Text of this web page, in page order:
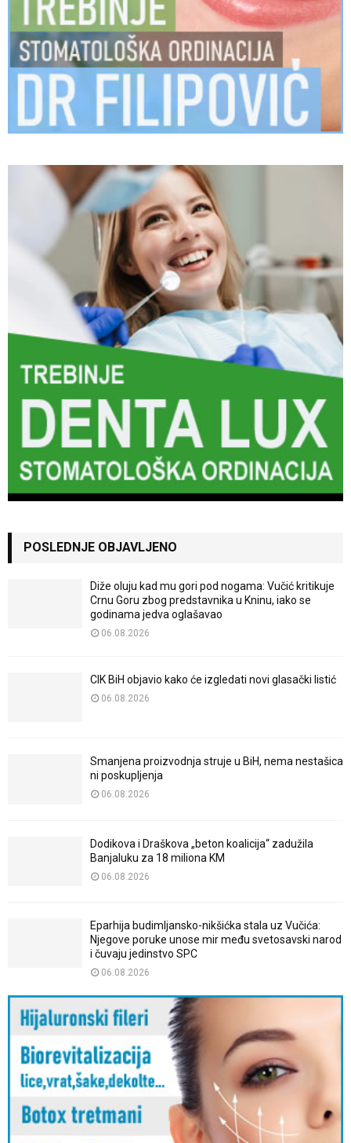
POSLEDNJE OBJAVLJENO
Diže oluju kad mu gori pod nogama: Vučić kritikuje
Crnu Goru zbog predstavnika u Kninu, iako se
godinama jedva oglašavao
06.08.2026
CIK BiH objavio kako će izgledati novi glasački listić
06.08.2026
Smanjena proizvodnja struje u BiH, nema nestašica
ni poskupljenja
06.08.2026
Dodikova i Draškova „beton koalicija“ zadužila
Banjaluku za 18 miliona KM
06.08.2026
Eparhija budimljansko-nikšićka stala uz Vučića:
Njegove poruke unose mir među svetosavski narod
i čuvaju jedinstvo SPC
06.08.2026